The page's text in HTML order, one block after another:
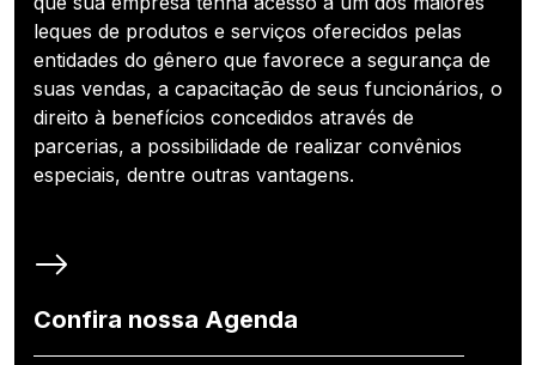
leques de produtos e serviços oferecidos pelas
entidades do gênero que favorece a segurança de
suas vendas, a capacitação de seus funcionários, o
direito à benefícios concedidos através de
parcerias, a possibilidade de realizar convênios
especiais, dentre outras vantagens.
Confira nossa Agenda